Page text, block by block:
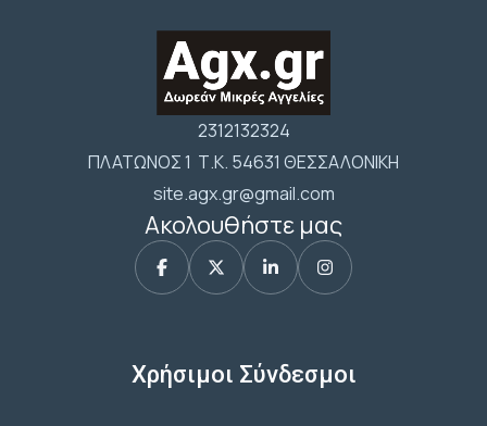
2312132324
ΠΛΑΤΩΝΟΣ 1 Τ.Κ. 54631 ΘΕΣΣΑΛΟΝΙΚΗ
site.agx.gr@gmail.com
Ακολουθήστε μας
Χρήσιμοι Σύνδεσμοι